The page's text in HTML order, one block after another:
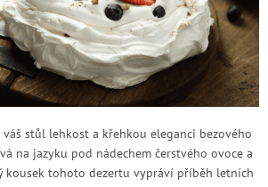
váš stůl lehkost a křehkou eleganci bezového
na jazyku pod nádechem čerstvého ovoce a
kousek tohoto dezertu vypráví příběh letních